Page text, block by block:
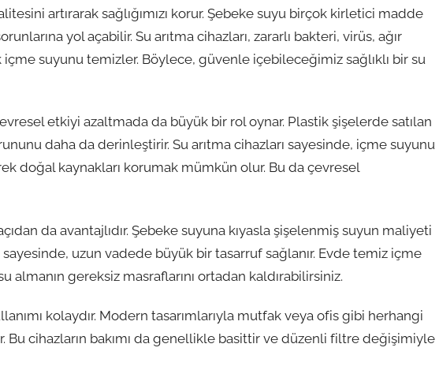
artırarak sağlığımızı korur. Şebeke suyu birçok kirletici madde
yol açabilir. Su arıtma cihazları, zararlı bakteri, virüs, ağır
suyunu temizler. Böylece, güvenle içebileceğimiz sağlıklı bir su
etkiyi azaltmada da büyük bir rol oynar. Plastik şişelerde satılan
daha da derinleştirir. Su arıtma cihazları sayesinde, içme suyunu
doğal kaynakları korumak mümkün olur. Bu da çevresel
da avantajlıdır. Şebeke suyuna kıyasla şişelenmiş suyun maliyeti
sayesinde, uzun vadede büyük bir tasarruf sağlanır. Evde temiz içme
gereksiz masraflarını ortadan kaldırabilirsiniz.
kolaydır. Modern tasarımlarıyla mutfak veya ofis gibi herhangi
cihazların bakımı da genellikle basittir ve düzenli filtre değişimiyle